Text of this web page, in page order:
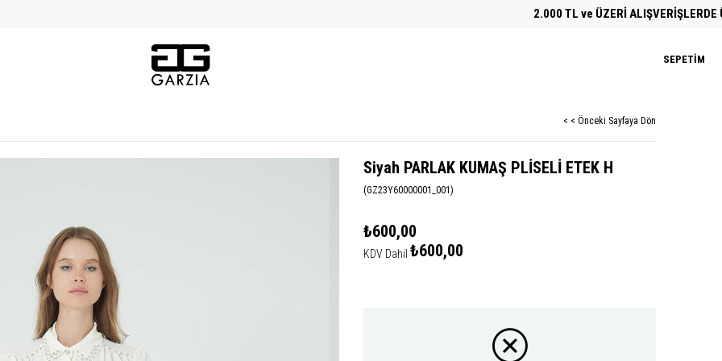
2.000 TL ve ÜZERİ ALIŞVERİŞLERDE
SEPETIM
< < Önceki Sayfaya Dön
Siyah PARLAK KUMAŞ PLİSELİ ETEK H
(GZ23Y60000001_001)
₺600,00
KDV Dahil ₺600,00